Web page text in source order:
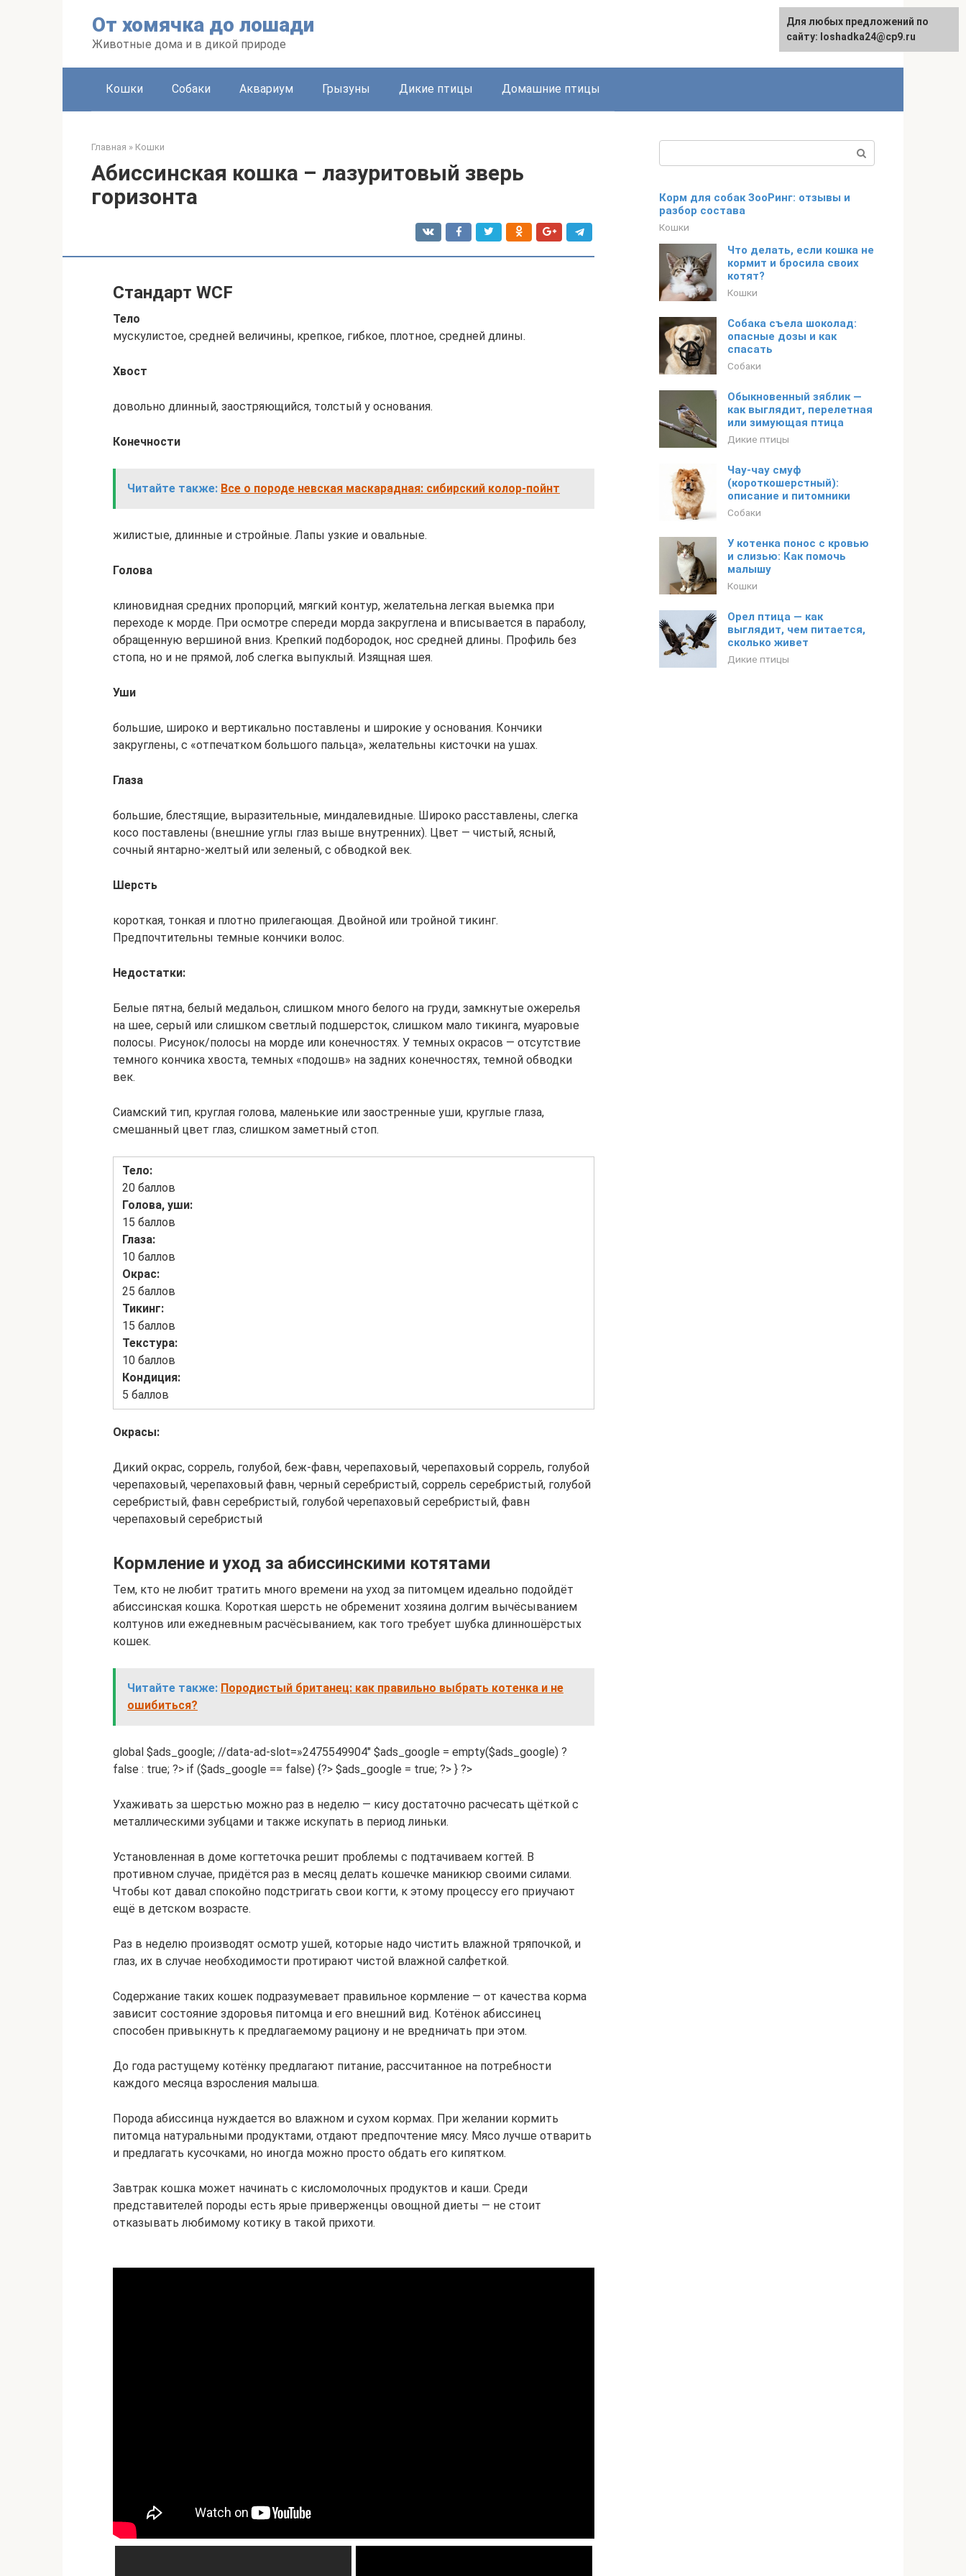
От хомячка до лошади
Животные дома и в дикой природе
Кошки Собаки Аквариум Грызуны Дикие птицы Домашние птицы
Главная » Кошки
Абиссинская кошка – лазуритовый зверь
горизонта
Стандарт WCF
Тело
мускулистое, сpедней величины, кpепкое, гибкое, плотное, сpедней длины.
Хвост
довольно длинный, заостpяющийся, толстый у основания.
Конечности
Читайте также: Все о породе невская маскарадная: сибирский колор-пойнт
жилистые, длинные и стpойные. Лапы узкие и овальные.
Голова
клиновидная сpедних пpопоpций, мягкий контуp, желательна легкая выемка пpи
пеpеходе к моpде. При осмотре спереди морда закруглена и вписывается в параболу,
обращенную вершиной вниз. Кpепкий подбоpодок, нос сpедней длины. Пpофиль без
стопа, но и не пpямой, лоб слегка выпуклый. Изящная шея.
Уши
большие, шиpоко и веpтикально поставлены и шиpокие у основания. Кончики
закpуглены, с «отпечатком большого пальца», желательны кисточки на ушах.
Глаза
большие, блестящие, выpазительные, миндалевидные. Широко pасставлены, слегка
косо поставлены (внешние углы глаз выше внутренних). Цвет — чистый, ясный,
сочный янтаpно-желтый или зеленый, с обводкой век.
Шеpсть
коpоткая, тонкая и плотно пpилегающая. Двойной или тpойной тикинг.
Пpедпочтительны темные кончики волос.
Недостатки:
Белые пятна, белый медальон, слишком много белого на груди, замкнутые ожерелья
на шее, серый или слишком светлый подшерсток, слишком мало тикинга, муаровые
полосы. Рисунок/полосы на морде или конечностях. У темных окрасов — отсутствие
темного кончика хвоста, темных «подошв» на задних конечностях, темной обводки
век.
Сиамский тип, круглая голова, маленькие или заостренные уши, круглые глаза,
смешанный цвет глаз, слишком заметный стоп.
Тело:
20 баллов
Голова, уши:
15 баллов
Глаза:
10 баллов
Окpас:
25 баллов
Тикинг:
15 баллов
Текстуpа:
10 баллов
Кондиция:
5 баллов
Окpасы:
Дикий окрас, соррель, голубой, беж-фавн, черепаховый, черепаховый соррель, голубой
черепаховый, черепаховый фавн, черный серебристый, соррель серебристый, голубой
серебристый, фавн серебристый, голубой черепаховый серебристый, фавн
черепаховый серебристый
Кормление и уход за абиссинскими котятами
Тем, кто не любит тратить много времени на уход за питомцем идеально подойдёт
абиссинская кошка. Короткая шерсть не обременит хозяина долгим вычёсыванием
колтунов или ежедневным расчёсыванием, как того требует шубка длинношёрстых
кошек.
Читайте также: Породистый британец: как правильно выбрать котенка и не
ошибиться?
global $ads_google; //data-ad-slot=»2475549904″ $ads_google = empty($ads_google) ?
false : true; ?> if ($ads_google == false) {?> $ads_google = true; ?> } ?>
Ухаживать за шерстью можно раз в неделю — кису достаточно расчесать щёткой с
металлическими зубцами и также искупать в период линьки.
Установленная в доме когтеточка решит проблемы с подтачиваем когтей. В
противном случае, придётся раз в месяц делать кошечке маникюр своими силами.
Чтобы кот давал спокойно подстригать свои когти, к этому процессу его приучают
ещё в детском возрасте.
Раз в неделю производят осмотр ушей, которые надо чистить влажной тряпочкой, и
глаз, их в случае необходимости протирают чистой влажной салфеткой.
Содержание таких кошек подразумевает правильное кормление — от качества корма
зависит состояние здоровья питомца и его внешний вид. Котёнок абиссинец
способен привыкнуть к предлагаемому рациону и не вредничать при этом.
До года растущему котёнку предлагают питание, рассчитанное на потребности
каждого месяца взросления малыша.
Порода абиссинца нуждается во влажном и сухом кормах. При желании кормить
питомца натуральными продуктами, отдают предпочтение мясу. Мясо лучше отварить
и предлагать кусочками, но иногда можно просто обдать его кипятком.
Завтрак кошка может начинать с кисломолочных продуктов и каши. Среди
представителей породы есть ярые приверженцы овощной диеты — не стоит
отказывать любимому котику в такой прихоти.
Корм для собак ЗооРинг: отзывы и
разбор состава
Кошки
Что делать, если кошка не
кормит и бросила своих
котят?
Кошки
Собака съела шоколад:
опасные дозы и как
спасать
Собаки
Обыкновенный зяблик —
как выглядит, перелетная
или зимующая птица
Дикие птицы
Чау-чау смуф
(короткошерстный):
описание и питомники
Собаки
У котенка понос с кровью
и слизью: Как помочь
малышу
Кошки
Орел птица — как
выглядит, чем питается,
сколько живет
Дикие птицы
Для любых предложений по
сайту: loshadka24@cp9.ru